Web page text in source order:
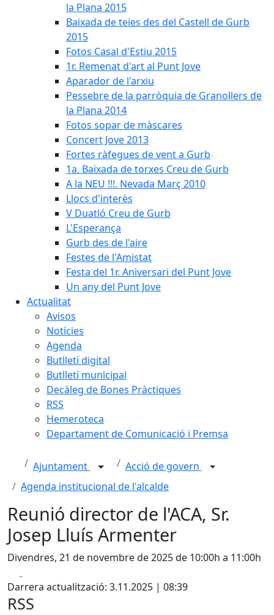
la Plana 2015
Baixada de teies des del Castell de Gurb
2015
Fotos Casal d'Estiu 2015
1r. Remenat d'art al Punt Jove
Aparador de l'arxiu
Pessebre de la parròquia de Granollers de
la Plana 2014
Fotos sopar de màscares
Concert Jove 2013
Fortes ràfegues de vent a Gurb
1a. Baixada de torxes Creu de Gurb
A la NEU !!!. Nevada Març 2010
Llocs d'interès
V Duatló Creu de Gurb
L'Esperança
Gurb des de l'aire
Festes de l'Amistat
Festa del 1r. Aniversari del Punt Jove
Un any del Punt Jove
Actualitat
Avisos
Notícies
Agenda
Butlletí digital
Butlletí municipal
Decàleg de Bones Pràctiques
RSS
Hemeroteca
Departament de Comunicació i Premsa
Ajuntament
Acció de govern
Agenda institucional de l'alcalde
Reunió director de l'ACA, Sr.
Josep Lluís Armenter
Divendres, 21 de novembre de 2025 de 10:00h a 11:00h
Darrera actualització: 3.11.2025 | 08:39
RSS